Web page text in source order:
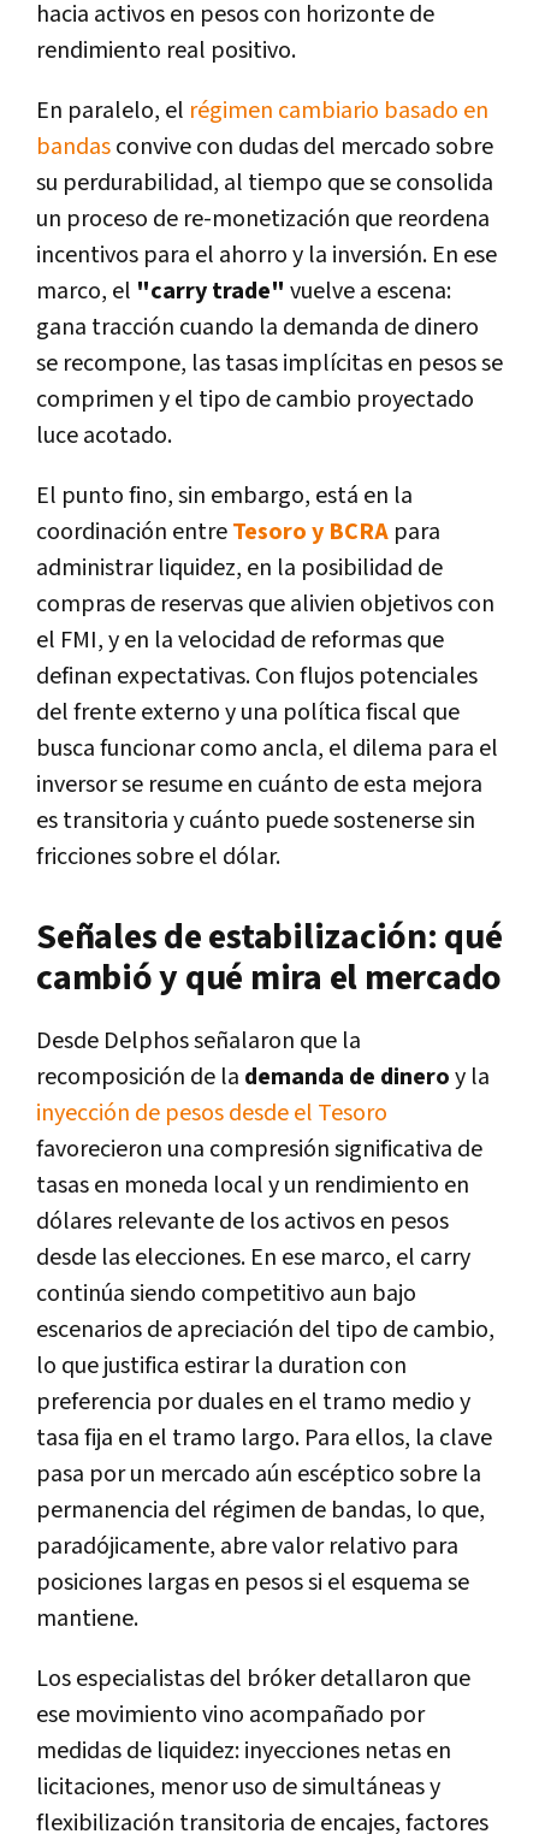
hacia activos en pesos con horizonte de
rendimiento real positivo.
En paralelo, el régimen cambiario basado en
bandasconvive con dudas del mercado sobre
su perdurabilidad, al tiempo que se consolida
un proceso de re-monetización que reordena
incentivos para el ahorro y la inversión. En ese
marco, el "carry trade" vuelve a escena:
gana tracción cuando la demanda de dinero
se recompone, las tasas implícitas en pesos se
comprimen y el tipo de cambio proyectado
luce acotado.
El punto fino, sin embargo, está en la
coordinación entreTesoro y BCRA para
administrar liquidez, en la posibilidad de
compras de reservas que alivien objetivos con
el FMI, y en la velocidad de reformas que
definan expectativas. Con flujos potenciales
del frente externo y una política fiscal que
busca funcionar como ancla, el dilema para el
inversor se resume en cuánto de esta mejora
es transitoria y cuánto puede sostenerse sin
fricciones sobre el dólar.
Señales de estabilización: qué
cambió y qué mira el mercado
Desde Delphos señalaron que la
recomposición de la demanda de dineroy la
inyección de pesos desde el Tesoro
favorecieron una compresión significativa de
tasas en moneda local y un rendimiento en
dólares relevante de los activos en pesos
desde las elecciones. En ese marco, el carry
continúa siendo competitivo aun bajo
escenarios de apreciación del tipo de cambio,
lo que justifica estirar la duration con
preferencia por duales en el tramo medio y
tasa fija en el tramo largo. Para ellos, la clave
pasa por un mercado aún escéptico sobre la
permanencia del régimen de bandas, lo que,
paradójicamente, abre valor relativo para
posiciones largas en pesos si el esquema se
mantiene.
Los especialistas del bróker detallaron que
ese movimiento vino acompañado por
medidas de liquidez: inyecciones netas en
licitaciones, menor uso de simultáneas y
flexibilización transitoria de encajes, factores